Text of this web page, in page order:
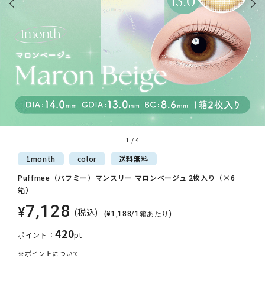
1 /4
1month color 送料無料
Puffmee（パフミー）マンスリー マロンベージュ 2枚入り（×6
箱）
¥7,128 (税込) (¥1,188/1箱あたり)
ポイント：420pt
※ポイントについて